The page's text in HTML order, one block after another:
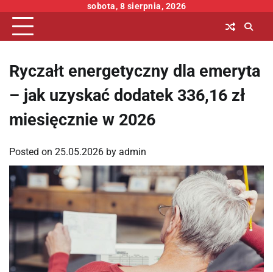
content
sobota, 8 sierpnia, 2026
Ryczałt energetyczny dla emeryta
– jak uzyskać dodatek 336,16 zł
miesięcznie w 2026
Posted on 25.05.2026 by admin